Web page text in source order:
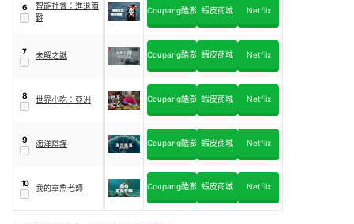
6
智能社會：進退兩
難
Coupang酷澎 蝦皮商城 Netflix
7 未解之謎 Coupang酷澎 蝦皮商城 Netflix
8 世界小吃：亞洲 Coupang酷澎 蝦皮商城 Netflix
9 海洋陰謀 Coupang酷澎 蝦皮商城 Netflix
10
我的章魚老師 Coupang酷澎 蝦皮商城 Netflix